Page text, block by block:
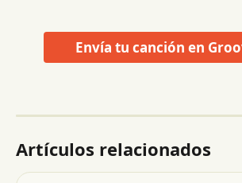
Envía tu canción en
Artículos relacionados